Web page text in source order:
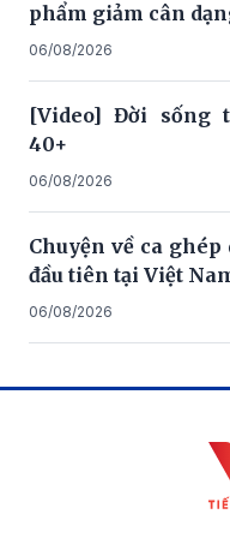
phẩm giảm cân
06/08/2026
[Video] Đời sống
40+
06/08/2026
Chuyện về ca ghép
đầu tiên tại Việt
06/08/2026